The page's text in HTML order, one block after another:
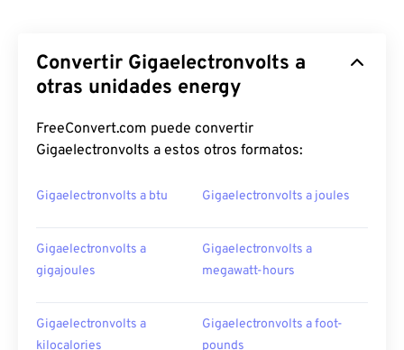
Convertir Gigaelectronvolts a
otras unidades energy
FreeConvert.com puede convertir
Gigaelectronvolts a estos otros formatos:
Gigaelectronvolts a btu Gigaelectronvolts a joules
Gigaelectronvolts a
gigajoules
Gigaelectronvolts a
megawatt-hours
Gigaelectronvolts a
kilocalories
Gigaelectronvolts a foot-
pounds